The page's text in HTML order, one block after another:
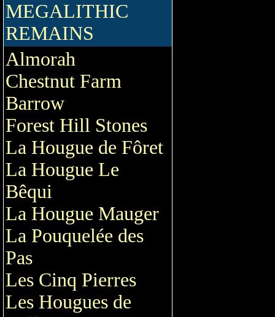
MEGALITHIC
REMAINS
Almorah
Chestnut Farm
Barrow
Forest Hill Stones
La Hougue de Fôret
La Hougue Le
Bêqui
La Hougue Mauger
La Pouquelée des
Pas
Les Cinq Pierres
Les Hougues de